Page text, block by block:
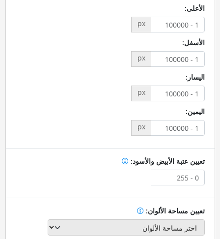
الأعلى:
px
الأسفل:
px
اليسار:
px
اليمين:
px
تعيين عتبة الأبيض والأسود:
تعيين مساحة الألوان: